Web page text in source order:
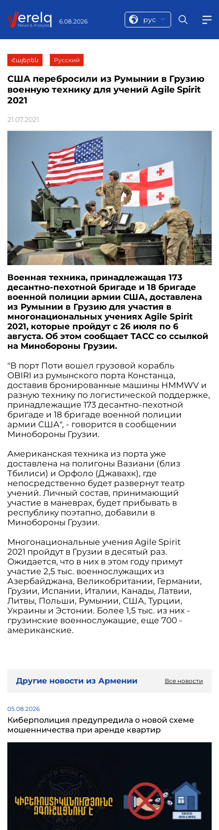
6.08.2026 рус
Հայերեն Русский
США перебросили из Румынии в Грузию
военную технику для учений Agile Spirit
2021
21.07.2021
Военная техника, принадлежащая 173
десантно-пехотной бригаде и 18 бригаде
военной полиции армии США, доставлена
из Румынии в Грузию для участия в
многонациональных учениях Agile Spirit
2021, которые пройдут с 26 июля по 6
августа. Об этом сообщает ТАСС со ссылкой
на Минобороны Грузии.
"В порт Поти вошел грузовой корабль
OBIRI из румынского порта Констанца,
доставив бронированные машины HMMWV и
разную технику по логистической поддержке,
принадлежащие 173 десантно-пехотной
бригаде и 18 бригаде военной полиции
армии США", - говорится в сообщении
Минобороны Грузии.
Американская техника из порта уже
доставлена на полигоны Вазиани (близ
Тбилиси) и Орфоло (Джавахк), где
непосредственно будет развернут театр
учений. Личный состав, принимающий
участие в маневрах, будет прибывать в
республику поэтапно, добавили в
Минобороны Грузии.
Многонациональные учения Agile Spirit
2021 пройдут в Грузии в десятый раз.
Ожидается, что в них в этом году примут
участие 2,5 тыс. военнослужащих из
Азербайджана, Великобритании, Германии,
Грузии, Испании, Италии, Канады, Латвии,
Литвы, Польши, Румынии, США, Турции,
Украины и Эстонии. Более 1,5 тыс. из них -
грузинские военнослужащие, еще 700 -
американские.
Другие новости из Армении Все новости
05.08.2026
Киберполиция предупредила о новой схеме
мошенничества при аренде квартир